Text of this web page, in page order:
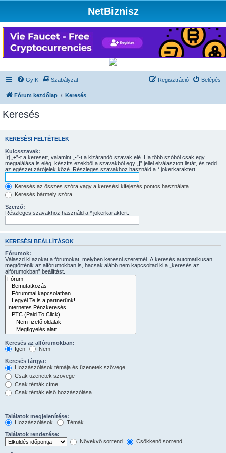
NetBiznisz
GyIK Szabályzat Belépés
Regisztráció
Fórum kezdőlap Keresés
Keresés
KERESÉSI FELTÉTELEK
Kulcsszavak:
Írj „ +”-t a keresett, valamint „ -”-t a kizárandó szavak elé. Ha több szóból csak egy
megtalálása is elég, készíts ezekből a szavakból egy „ |” jellel elválasztott listát, és tedd
az egészet zárójelek közé. Részleges szavakhoz használd a * jokerkaraktert.
Keresés az összes szóra vagy a keresési kifejezés pontos használata
Keresés bármely szóra
Szerző:
Részleges szavakhoz használd a * jokerkaraktert.
KERESÉSI BEÁLLÍTÁSOK
Fórumok:
Válaszd ki azokat a fórumokat, melyben keresni szeretnél. A keresés automatikusan
megtörténik az alfórumokban is, hacsak alább nem kapcsoltad ki a „keresés az
alfórumokban” beállítást.
Keresés az alfórumokban:
Igen
Nem
Keresés tárgya:
Hozzászólások témája és üzenetek szövege
Csak üzenetek szövege
Csak témák címe
Csak témák első hozzászólása
Találatok megjelenítése:
Hozzászólások
Témák
Találatok rendezése:
Növekvő sorrend
Csökkenő sorrend